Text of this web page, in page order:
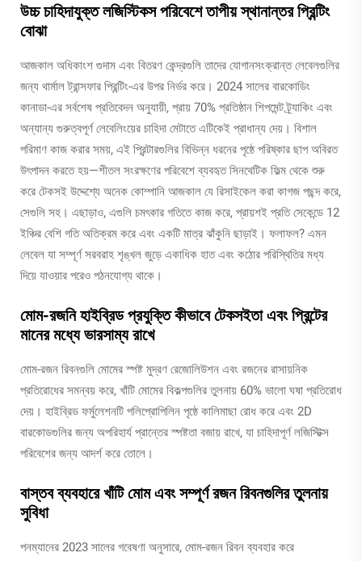
উচ্চ চাহিদাযুক্ত লজিস্টিকস পরিবেশে তাপীয় স্থানান্তর প্রিন্টিং
বোঝা
আজকাল অধিকাংশ গুদাম এবং বিতরণ কেন্দ্রগুলি তাদের যোগানসংক্রান্ত লেবেলগুলির
জন্য থার্মাল ট্রান্সফার প্রিন্টিং-এর উপর নির্ভর করে। 2024 সালের বারকোডিং
কানাডা-এর সর্বশেষ প্রতিবেদন অনুযায়ী, প্রায় 70% প্রতিষ্ঠান শিপমেন্ট ট্র্যাকিং এবং
অন্যান্য গুরুত্বপূর্ণ লেবেলিংয়ের চাহিদা মেটাতে এটিকেই প্রাধান্য দেয়। বিশাল
পরিমাণ কাজ করার সময়, এই প্রিন্টারগুলির বিভিন্ন ধরনের পৃষ্ঠে পরিষ্কার ছাপ অবিরত
উৎপাদন করতে হয়—শীতল সংরক্ষণের পরিবেশে ব্যবহৃত সিনথেটিক ফিল্ম থেকে শুরু
করে টেকসই উদ্দেশ্যে অনেক কোম্পানি আজকাল যে রিসাইকেল করা কাগজ পছন্দ করে,
সেগুলি সহ। এছাড়াও, এগুলি চমৎকার গতিতে কাজ করে, প্রায়শই প্রতি সেকেন্ডে 12
ইঞ্চির বেশি গতি অতিক্রম করে এবং একটি মাত্র ঝাঁকুনি ছাড়াই। ফলাফল? এমন
লেবেল যা সম্পূর্ণ সরবরাহ শৃঙ্খল জুড়ে একাধিক হাত এবং কঠোর পরিস্থিতির মধ্য
দিয়ে যাওয়ার পরেও পঠনযোগ্য থাকে।
মোম-রজনি হাইব্রিড প্রযুক্তি কীভাবে টেকসইতা এবং প্রিন্টের
মানের মধ্যে ভারসাম্য রাখে
মোম-রজন রিবনগুলি মোমের স্পষ্ট মুদ্রণ রেজোলিউশন এবং রজনের রাসায়নিক
প্রতিরোধের সমন্বয় করে, খাঁটি মোমের বিকল্পগুলির তুলনায় 60% ভালো ঘষা প্রতিরোধ
দেয়। হাইব্রিড ফর্মুলেশনটি পলিপ্রোপিলিন পৃষ্ঠে কালিমাছা রোধ করে এবং 2D
বারকোডগুলির জন্য অপরিহার্য প্রান্তের স্পষ্টতা বজায় রাখে, যা চাহিদাপূর্ণ লজিস্টিক্স
পরিবেশের জন্য আদর্শ করে তোলে।
বাস্তব ব্যবহারে খাঁটি মোম এবং সম্পূর্ণ রজন রিবনগুলির তুলনায়
সুবিধা
পনম্যানের 2023 সালের গবেষণা অনুসারে, মোম-রজন রিবন ব্যবহার করে